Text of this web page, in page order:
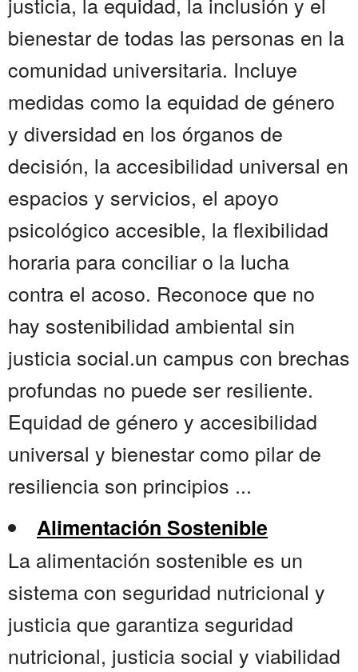
bienestar de todas las personas en la
comunidad universitaria. Incluye
medidas como la equidad de género
y diversidad en los órganos de
decisión, la accesibilidad universal en
espacios y servicios, el apoyo
psicológico accesible, la flexibilidad
horaria para conciliar o la lucha
contra el acoso. Reconoce que no
hay sostenibilidad ambiental sin
justicia social.un campus con brechas
profundas no puede ser resiliente.
Equidad de género y accesibilidad
universal y bienestar como pilar de
resiliencia son principios ...
Alimentación Sostenible
La alimentación sostenible es un
sistema con seguridad nutricional y
justicia que garantiza seguridad
nutricional, justicia social y viabilidad